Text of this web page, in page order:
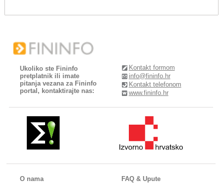
Ukoliko ste Fininfo
pretplatnik ili imate
pitanja vezana za Fininfo
portal, kontaktirajte nas:
Kontakt formom
info@fininfo.hr
Kontakt telefonom
www.fininfo.hr
O nama
FAQ & Upute